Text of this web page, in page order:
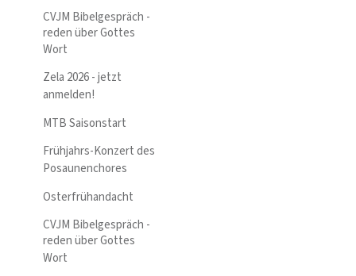
CVJM Bibelgespräch -
reden über Gottes
Wort
Zela 2026 - jetzt
anmelden!
MTB Saisonstart
Frühjahrs-Konzert des
Posaunenchores
Osterfrühandacht
CVJM Bibelgespräch -
reden über Gottes
Wort